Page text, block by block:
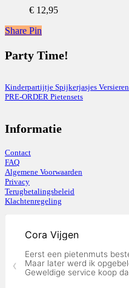
meerdere
variaties.
Deze
optie
kan
gekozen
de
€ 12,95
Share Pin
Party Time!
Kinderpartijtje Spijkerjasjes Versieren
PRE-ORDER Pietensets
Informatie
Contact
FAQ
Algemene Voorwaarden
Privacy
Terugbetalingsbeleid
Klachtenregeling